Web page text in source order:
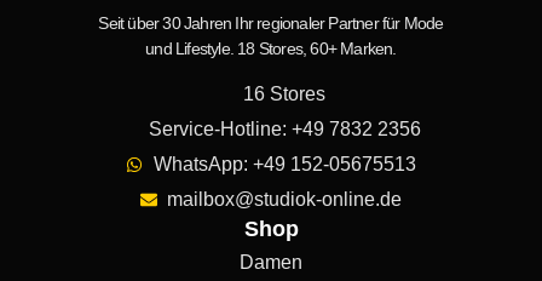
Seit über 30 Jahren Ihr regionaler Partner für Mode
und Lifestyle. 18 Stores, 60+ Marken.
16 Stores
Service-Hotline: +49 7832 2356
WhatsApp: +49 152-05675513
mailbox@studiok-online.de
Shop
Damen